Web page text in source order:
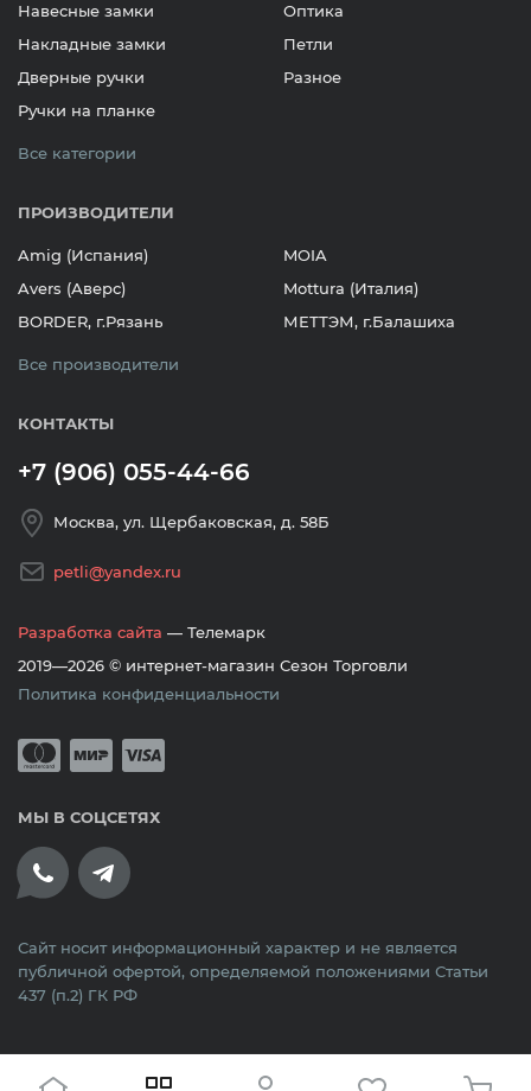
Навесные замки
Накладные замки
Дверные ручки
Ручки на планке
Оптика
Петли
Разное
Все категории
ПРОИЗВОДИТЕЛИ
Amig (Испания)
Avers (Аверс)
BORDER, г.Рязань
MOIA
Mottura (Италия)
МЕТТЭМ, г.Балашиха
Все производители
КОНТАКТЫ
+7 (906) 055-44-66
Москва, ул. Щербаковская, д. 58Б
petli@yandex.ru
Разработка сайта — Телемарк
2019—2026 © интернет-магазин Сезон Торговли
Политика конфиденциальности
Принимается оплата банковскими
МЫ В СОЦСЕТЯХ
Сайт носит информационный характер и не является
публичной офертой, определяемой положениями Статьи
437 (п.2) ГК РФ